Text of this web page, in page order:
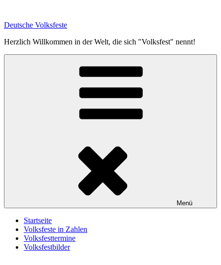
springen
Deutsche Volksfeste
Herzlich Willkommen in der Welt, die sich "Volksfest" nennt!
Menü
Startseite
Volksfeste in Zahlen
Volksfesttermine
Volksfestbilder